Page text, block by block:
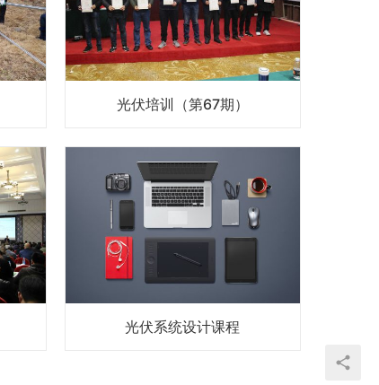
光伏培训（第67期）
光伏系统设计课程